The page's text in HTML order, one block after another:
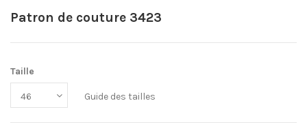
Patron de couture 3423
Taille
Guide des tailles